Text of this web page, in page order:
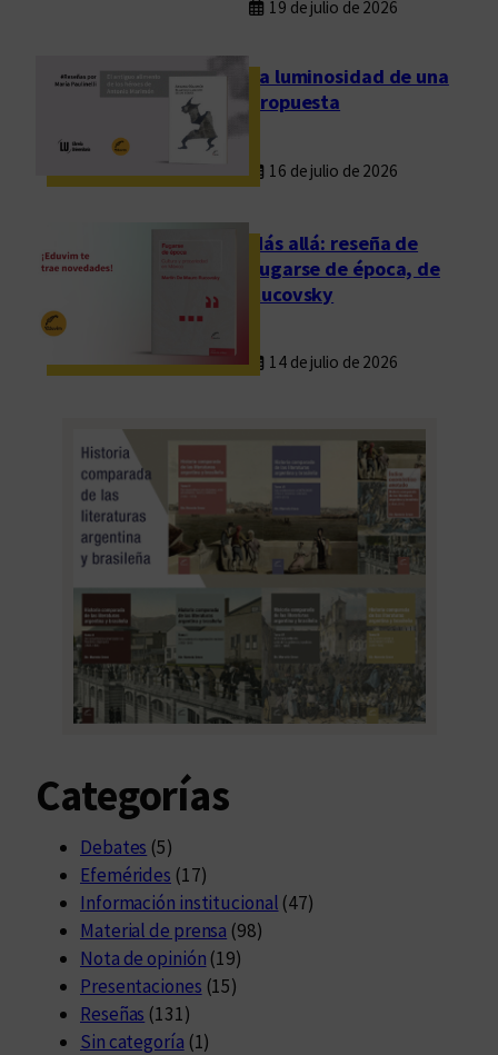
i
p
19 de julio de 2026
La luminosidad de una
propuesta
16 de julio de 2026
Más allá: reseña de
Fugarse de época, de
Rucovsky
14 de julio de 2026
Categorías
Debates (5)
Efemérides (17)
Información institucional (47)
Material de prensa (98)
Nota de opinión (19)
Presentaciones (15)
Reseñas (131)
Sin categoría (1)